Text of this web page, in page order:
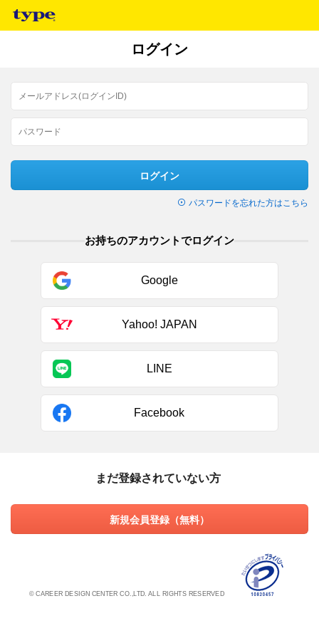
ログイン
ログイン
パスワードを忘れた方はこちら
お持ちのアカウントでログイン
Google
Yahoo! JAPAN
LINE
Facebook
まだ登録されていない方
新規会員登録（無料）
© CAREER DESIGN CENTER CO.,LTD. ALL RIGHTS RESERVED